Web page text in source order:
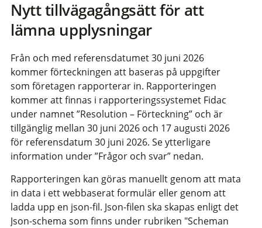
Nytt tillvägagångsätt för att
lämna upplysningar
Från och med referensdatumet 30 juni 2026
kommer förteckningen att baseras på uppgifter
som företagen rapporterar in. Rapporteringen
kommer att finnas i rapporteringssystemet Fidac
under namnet ”Resolution – Förteckning” och är
tillgänglig mellan 30 juni 2026 och 17 augusti 2026
för referensdatum 30 juni 2026. Se ytterligare
information under ”Frågor och svar” nedan.
Rapporteringen kan göras manuellt genom att mata
in data i ett webbaserat formulär eller genom att
ladda upp en json-fil. Json-filen ska skapas enligt det
Json-schema som finns under rubriken "Scheman